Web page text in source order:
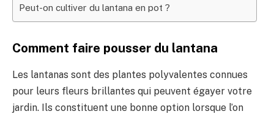
Peut-on cultiver du lantana en pot ?
Comment faire pousser du lantana
Les lantanas sont des plantes polyvalentes connues
pour leurs fleurs brillantes qui peuvent égayer votre
jardin. Ils constituent une bonne option lorsque l’on